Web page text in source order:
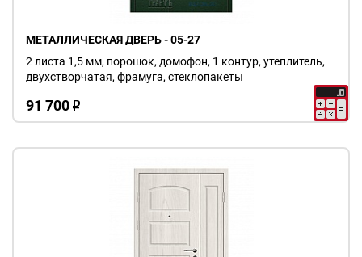
МЕТАЛЛИЧЕСКАЯ ДВЕРЬ - 05-27
91 700 o
2 листа 1,5 мм, порошок, домофон, 1 контур, утеплитель,
двухстворчатая, фрамуга, стеклопакеты